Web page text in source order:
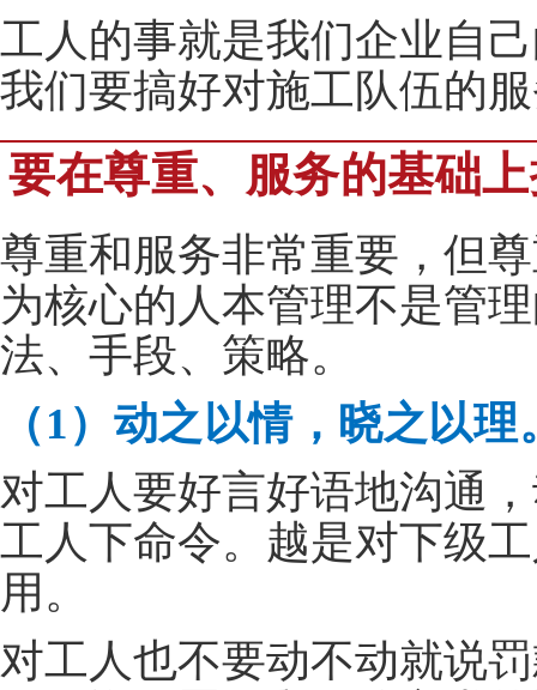
工人的事就是我们企业自
我们要搞好对施工队伍的
要在尊重、服务的基础
尊重和服务非常重要，但
为核心的人本管理不是管
法、手段、策略。
（1）动之以情，晓之以理
对工人要好言好语地沟通
工人下命令。越是对下级
用。
对工人也不要动不动就说